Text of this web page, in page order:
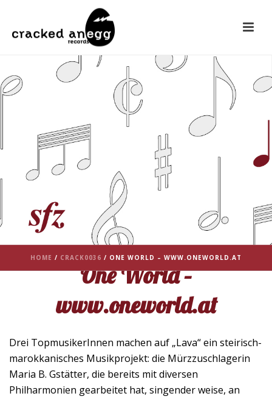
HOME / CRACK0036 / ONE WORLD – WWW.ONEWORLD.AT
One World –
www.oneworld.at
Drei TopmusikerInnen machen auf „Lava“ ein steirisch-
marokkanisches Musikprojekt: die Mürzzuschlagerin
Maria B. Gstätter, die bereits mit diversen
Philharmonien gearbeitet hat, singender weise, an